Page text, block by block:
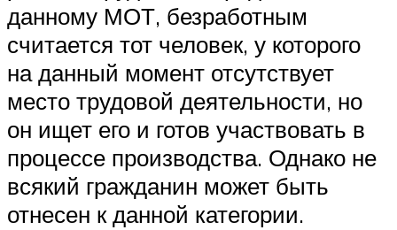
данному МОТ, безработным
считается тот человек, у которого
на данный момент отсутствует
место трудовой деятельности, но
он ищет его и готов участвовать в
процессе производства. Однако не
всякий гражданин может быть
отнесен к данной категории.